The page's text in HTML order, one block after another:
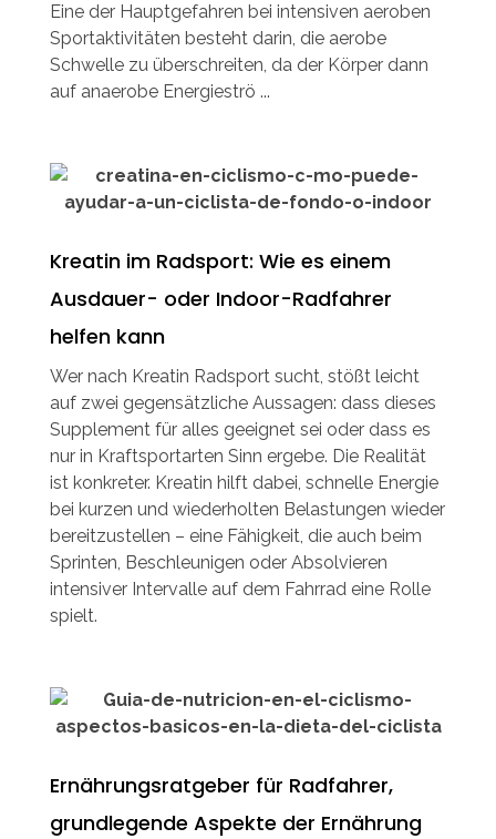
Eine der Hauptgefahren bei intensiven aeroben
Sportaktivitäten besteht darin, die aerobe
Schwelle zu überschreiten, da der Körper dann
auf anaerobe Energieströ ...
Kreatin im Radsport: Wie es einem
Ausdauer- oder Indoor-Radfahrer
helfen kann
Wer nach Kreatin Radsport sucht, stößt leicht
auf zwei gegensätzliche Aussagen: dass dieses
Supplement für alles geeignet sei oder dass es
nur in Kraftsportarten Sinn ergebe. Die Realität
ist konkreter. Kreatin hilft dabei, schnelle Energie
bei kurzen und wiederholten Belastungen wieder
bereitzustellen – eine Fähigkeit, die auch beim
Sprinten, Beschleunigen oder Absolvieren
intensiver Intervalle auf dem Fahrrad eine Rolle
spielt.
Ernährungsratgeber für Radfahrer,
grundlegende Aspekte der Ernährung